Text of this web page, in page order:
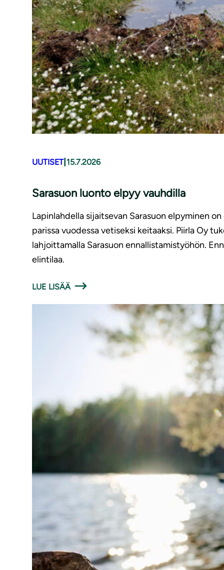
UUTISET| 15.7.2026
Sarasuon luonto elpyy vauhdilla
Lapinlahdella sijaitsevan Sarasuon elpyminen
parissa vuodessa vetiseksi keitaaksi. Piirla Oy
lahjoittamalla Sarasuon ennallistamistyöhön.
elintilaa.
LUE LISÄÄ